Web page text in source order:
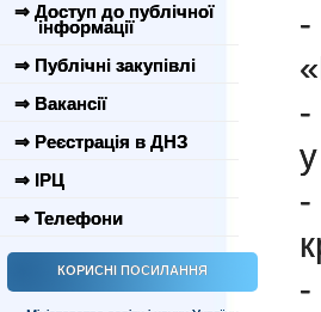
⇒ Доступ до публічної
інформації
⇒ Публічні закупівлі
⇒ Вакансії
⇒ Реєстрація в ДНЗ
⇒ ІРЦ
⇒ Телефони
КОРИСНІ ПОСИЛАННЯ
-
-
-